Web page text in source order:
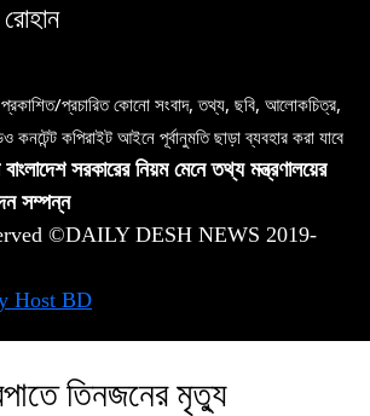
প্রচারিত কোনো সংবাদ, তথ্য, ছবি, আলোকচিত্র,
কনটেন্ট কপিরাইট আইনে পূর্বানুমতি ছাড়া ব্যবহার করা যাবে
সরকারের নিয়ম মেনে তথ্য মন্ত্রণালয়ের
সম্পন্ন
©DAILY DESH NEWS 2019-
Host BD
তিনজনের মৃত্যু